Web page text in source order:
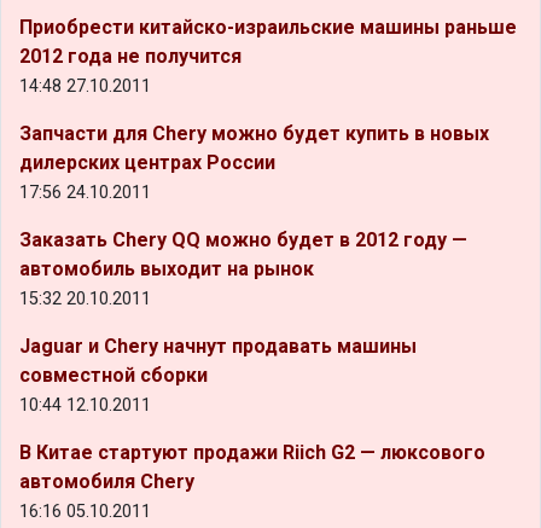
Приобрести китайско-израильские машины раньше
2012 года не получится
14:48 27.10.2011
Запчасти для Chery можно будет купить в новых
дилерских центрах России
17:56 24.10.2011
Заказать Chery QQ можно будет в 2012 году —
автомобиль выходит на рынок
15:32 20.10.2011
Jaguar и Chery начнут продавать машины
совместной сборки
10:44 12.10.2011
В Китае стартуют продажи Riich G2 — люксового
автомобиля Chery
16:16 05.10.2011